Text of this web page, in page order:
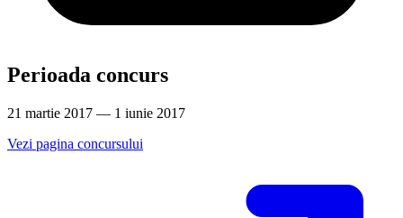
Perioada concurs
21 martie 2017 — 1 iunie 2017
Vezi pagina concursului